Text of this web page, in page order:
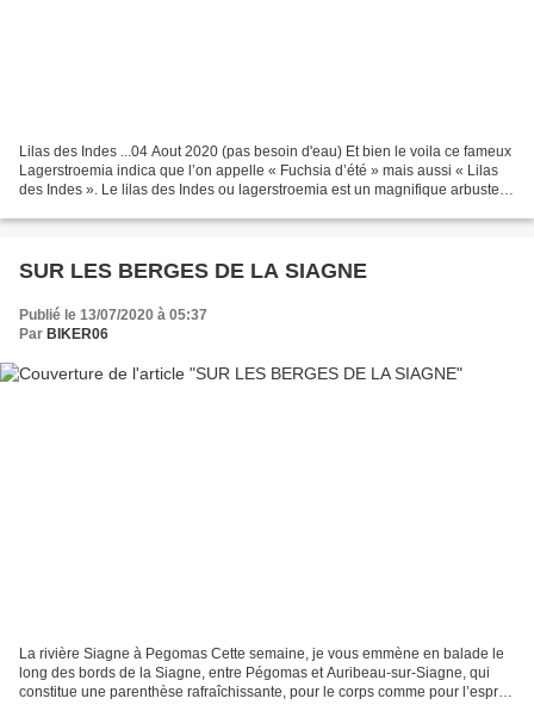
Lilas des Indes ...04 Aout 2020 (pas besoin d'eau) Et bien le voila ce fameux
Lagerstroemia indica que l’on appelle « Fuchsia d’été » mais aussi « Lilas
des Indes ». Le lilas des Indes ou lagerstroemia est un magnifique arbuste
SUR LES BERGES DE LA SIAGNE
Publié le 13/07/2020 à 05:37
Par BIKER06
La rivière Siagne à Pegomas Cette semaine, je vous emmène en balade le
long des bords de la Siagne, entre Pégomas et Auribeau-sur-Siagne, qui
constitue une parenthèse rafraîchissante, pour le corps comme pour l’esprit.